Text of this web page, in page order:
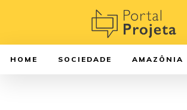
HOME SOCIEDADE AMAZÔNIA